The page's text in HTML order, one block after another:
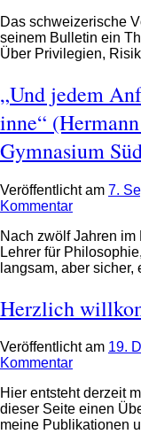
Das schweizerische
seinem Bulletin ein
Über Privilegien,
„Und jedem
inne“
Gymnasium
Veröffentlichtam 7.
Kommentar
Nach zwölf Jahren
Lehrer für
langsam, aber
Herzlich
Veröffentlichtam 19.
Kommentar
Hier entsteht derzeit
dieser Seite einen
meine Publikationen